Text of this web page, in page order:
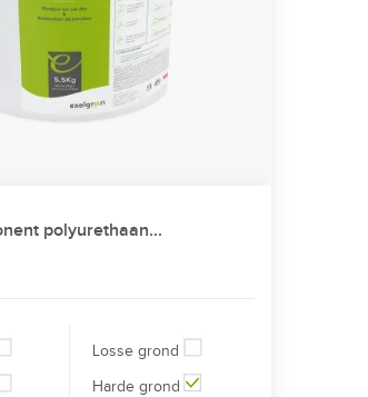
polyurethaan...
Losse grond
Harde grond